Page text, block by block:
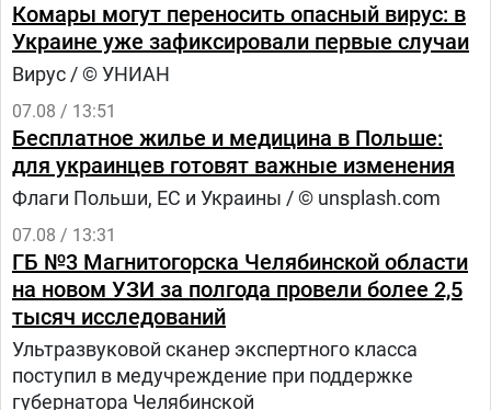
Комары могут переносить опасный вирус: в
Украине уже зафиксировали первые случаи
Вирус / © УНИАН
07.08 / 13:51
Бесплатное жилье и медицина в Польше:
для украинцев готовят важные изменения
Флаги Польши, ЕС и Украины / © unsplash.com
07.08 / 13:31
ГБ №3 Магнитогорска Челябинской области
на новом УЗИ за полгода провели более 2,5
тысяч исследований
Ультразвуковой сканер экспертного класса
поступил в медучреждение при поддержке
губернатора Челябинской